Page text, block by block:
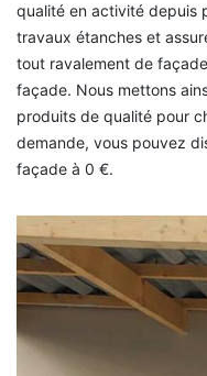
qualité en activité depuis
travaux étanches et
tout ravalement de
façade. Nous mettons
produits de qualité pour
demande, vous pouvez
façade à 0 €.